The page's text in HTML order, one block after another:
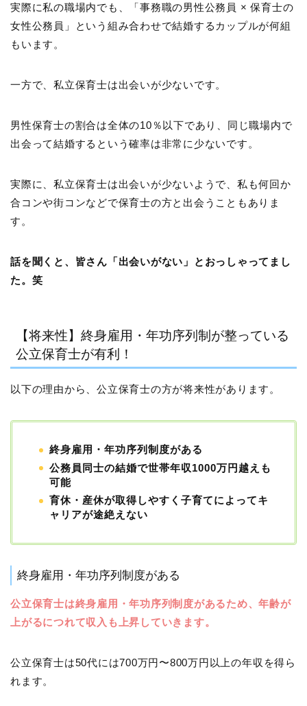
実際に私の職場内でも、「事務職の男性公務員 × 保育士の
女性公務員」という組み合わせで結婚するカップルが何組
もいます。
一方で、私立保育士は出会いが少ないです。
男性保育士の割合は全体の10％以下であり、同じ職場内で
出会って結婚するという確率は非常に少ないです。
実際に、私立保育士は出会いが少ないようで、私も何回か
合コンや街コンなどで保育士の方と出会うこともありま
す。
話を聞くと、皆さん「出会いがない」とおっしゃってまし
た。笑
【将来性】終身雇用・年功序列制が整っている
公立保育士が有利！
以下の理由から、公立保育士の方が将来性があります。
終身雇用・年功序列制度がある
公務員同士の結婚で世帯年収1000万円越えも
可能
育休・産休が取得しやすく子育てによってキ
ャリアが途絶えない
終身雇用・年功序列制度がある
公立保育士は終身雇用・年功序列制度があるため、年齢が
上がるにつれて収入も上昇していきます。
公立保育士は50代には700万円〜800万円以上の年収を得ら
れます。